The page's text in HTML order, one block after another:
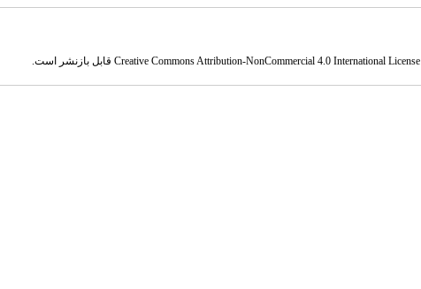
Creative Commons Attribution-NonCommercial 4.0 International Licenseقابل بازنشر است.